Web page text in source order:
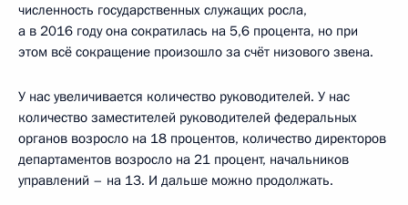
численность государственных служащих росла,
а в 2016 году она сократилась на 5,6 процента, но при
этом всё сокращение произошло за счёт низового звена.
У нас увеличивается количество руководителей. У нас
количество заместителей руководителей федеральных
органов возросло на 18 процентов, количество директоров
департаментов возросло на 21 процент, начальников
управлений – на 13. И дальше можно продолжать.